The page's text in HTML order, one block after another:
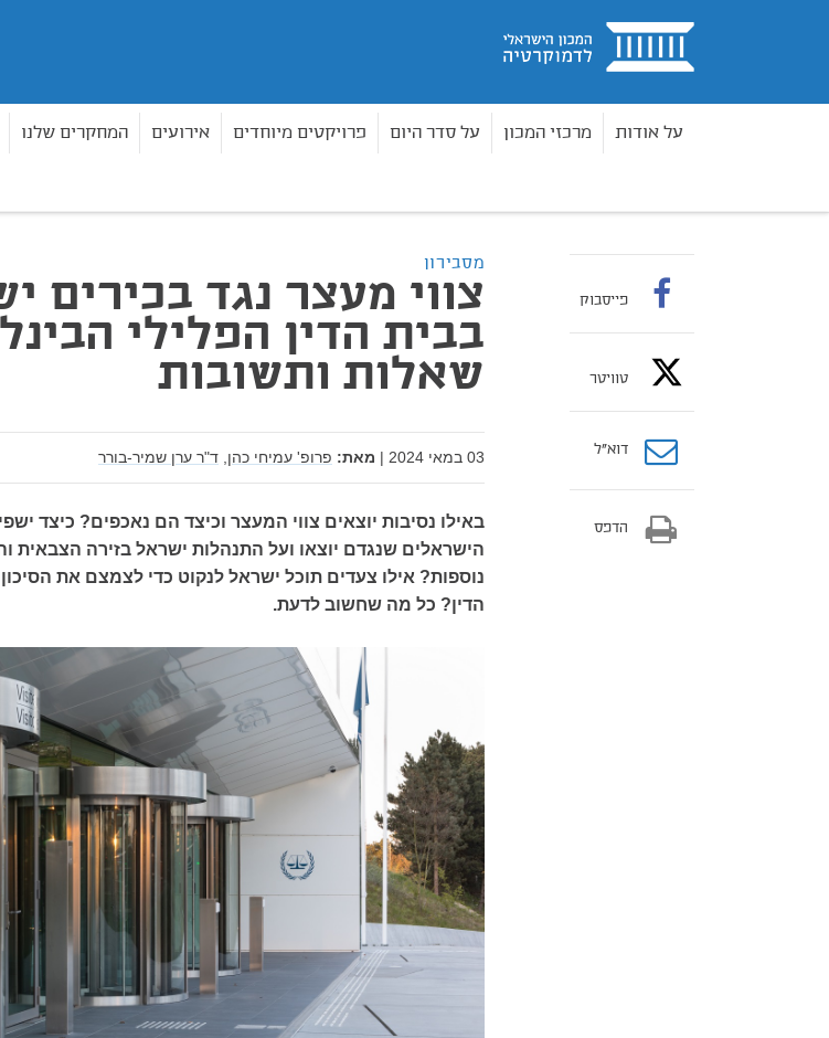
בית
על אודות מרכזי המכון על סדר היום פרויקטים מיוחדים אירועים המחקרים שלנו
מסבירון
צווי מעצר נגד בכירים
בבית הדין הפלילי
שאלות ותשובות
03 במאי 2024 | מאת: פרופ' עמיחי כהן, ד"ר ערן שמיר-בורר
באילו נסיבות יוצאים צווי המעצר וכיצד הם נאכפים? כיצד
הישראלים שנגדם יוצאו ועל התנהלות ישראל בזירה הצבאית
נוספות? אילו צעדים תוכל ישראל לנקוט כדי לצמצם את
הדין? כל מה שחשוב לדעת.
פייסבוק
טוויטר
דוא”ל
הדפס